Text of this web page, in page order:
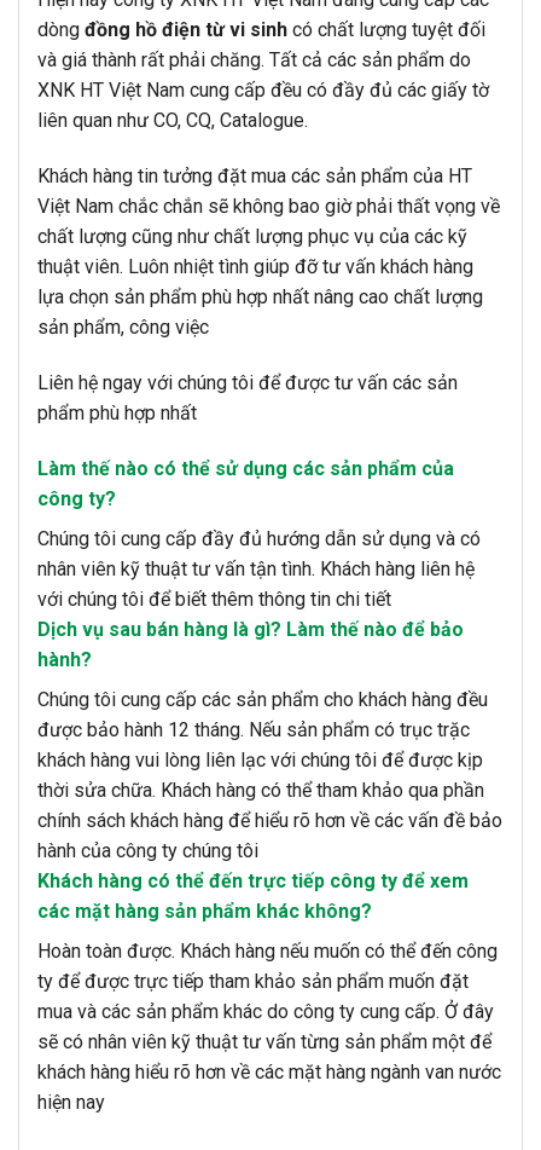
dòng đồng hồ điện từ vi sinh có chất lượng tuyệt đối
và giá thành rất phải chăng. Tất cả các sản phẩm do
XNK HT Việt Nam cung cấp đều có đầy đủ các giấy tờ
liên quan như CO, CQ, Catalogue.
Khách hàng tin tưởng đặt mua các sản phẩm của HT
Việt Nam chắc chắn sẽ không bao giờ phải thất vọng về
chất lượng cũng như chất lượng phục vụ của các kỹ
thuật viên. Luôn nhiệt tình giúp đỡ tư vấn khách hàng
lựa chọn sản phẩm phù hợp nhất nâng cao chất lượng
sản phẩm, công việc
Liên hệ ngay với chúng tôi để được tư vấn các sản
phẩm phù hợp nhất
Làm thế nào có thể sử dụng các sản phẩm của
công ty?
Chúng tôi cung cấp đầy đủ hướng dẫn sử dụng và có
nhân viên kỹ thuật tư vấn tận tình. Khách hàng liên hệ
với chúng tôi để biết thêm thông tin chi tiết
Dịch vụ sau bán hàng là gì? Làm thế nào để bảo
hành?
Chúng tôi cung cấp các sản phẩm cho khách hàng đều
được bảo hành 12 tháng. Nếu sản phẩm có trục trặc
khách hàng vui lòng liên lạc với chúng tôi để được kịp
thời sửa chữa. Khách hàng có thể tham khảo qua phần
chính sách khách hàng để hiểu rõ hơn về các vấn đề bảo
hành của công ty chúng tôi
Khách hàng có thể đến trực tiếp công ty để xem
các mặt hàng sản phẩm khác không?
Hoàn toàn được. Khách hàng nếu muốn có thể đến công
ty để được trực tiếp tham khảo sản phẩm muốn đặt
mua và các sản phẩm khác do công ty cung cấp. Ở đây
sẽ có nhân viên kỹ thuật tư vấn từng sản phẩm một để
khách hàng hiểu rõ hơn về các mặt hàng ngành van nước
hiện nay